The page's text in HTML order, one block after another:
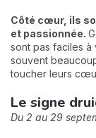
Côté cœur, ils
et passionnée.
sont pas faciles à
souvent
toucher leurs
Le signe
Du 2 au 29